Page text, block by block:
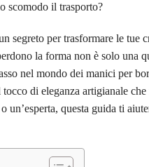
scomodo il trasporto?
segreto per trasformare le
la forma non è solo una
nel mondo dei manici per
di eleganza artigianale
un’esperta, questa guida ti